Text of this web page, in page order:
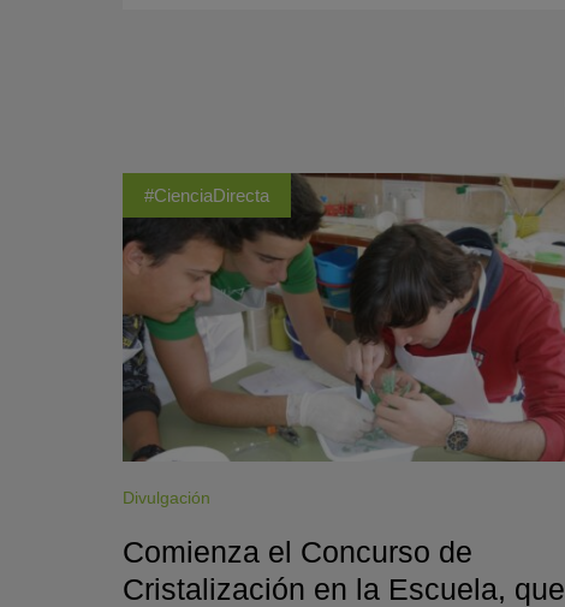
#CienciaDirecta
Divulgación
Comienza el Concurso de
Cristalización en la Escuela, que